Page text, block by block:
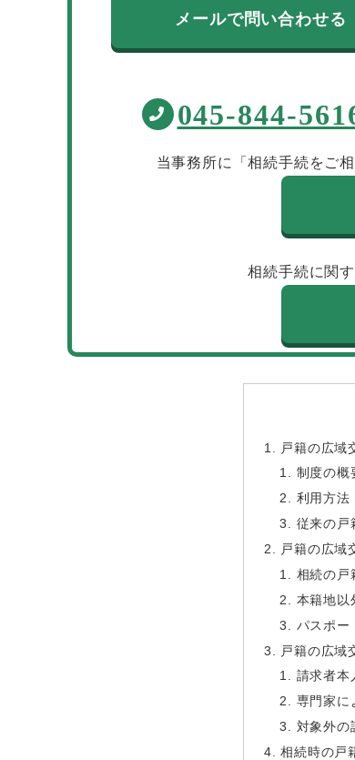
メールで問い合わせる
045-844-
当事務所に「相続手続をご
相続手続に関
戸籍の広域
制度の概
利用方法
従来の戸
戸籍の広域
相続の戸
本籍地以
パスポー
戸籍の広域
請求者本
専門家に
対象外の
相続時の戸